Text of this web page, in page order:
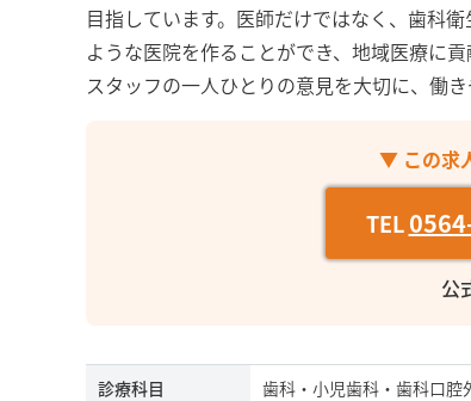
目指しています。医師だけではなく、歯科
ような医院を作ることができ、地域医療に貢
スタッフの一人ひとりの意見を大切に、働
▼ この求
TEL
公
診療科目
歯科・小児歯科・歯科口腔